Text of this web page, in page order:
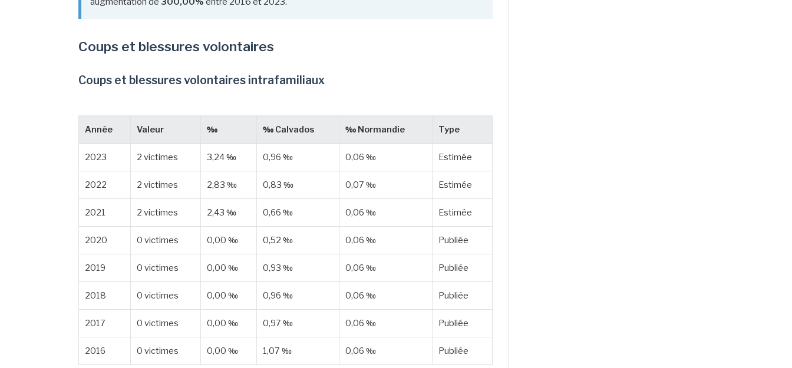
Coups et blessures volontaires
Coups et blessures volontaires intrafamiliaux
Année Valeur ‰ ‰ Calvados ‰ Normandie Type
2023 2 victimes 3,24 ‰ 0,96 ‰ 0,06 ‰ Estimée
2022 2 victimes 2,83 ‰ 0,83 ‰ 0,07 ‰ Estimée
2021 2 victimes 2,43 ‰ 0,66 ‰ 0,06 ‰ Estimée
2020 0 victimes 0,00 ‰ 0,52 ‰ 0,06 ‰ Publiée
2019 0 victimes 0,00 ‰ 0,93 ‰ 0,06 ‰ Publiée
2018 0 victimes 0,00 ‰ 0,96 ‰ 0,06 ‰ Publiée
2017 0 victimes 0,00 ‰ 0,97 ‰ 0,06 ‰ Publiée
2016 0 victimes 0,00 ‰ 1,07 ‰ 0,06 ‰ Publiée